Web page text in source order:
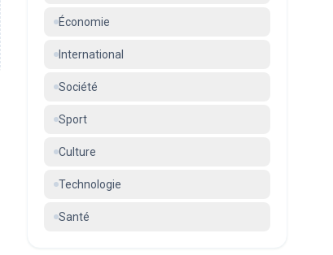
Économie
International
Société
Sport
Culture
Technologie
Santé